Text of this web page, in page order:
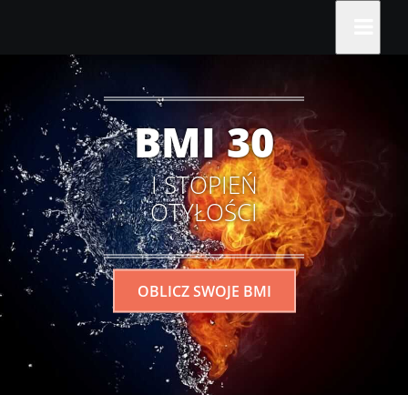
BMI 30
I STOPIEŃ
OTYŁOŚCI
OBLICZ SWOJE BMI